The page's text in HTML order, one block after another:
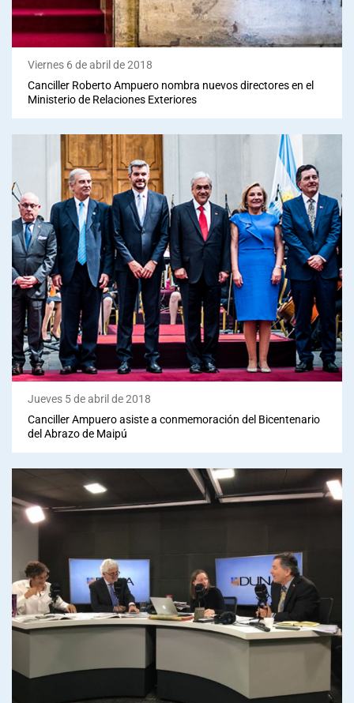
Viernes 6 de abril de 2018
Canciller Roberto Ampuero nombra nuevos directores en el
Ministerio de Relaciones Exteriores
Jueves 5 de abril de 2018
Canciller Ampuero asiste a conmemoración del Bicentenario
del Abrazo de Maipú